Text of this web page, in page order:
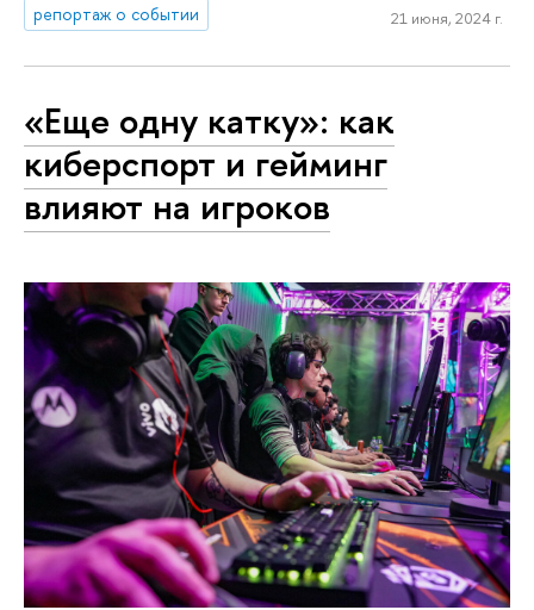
репортаж о событии
21 июня, 2024 г.
«Еще одну катку»: как
киберспорт и гейминг
влияют на игроков